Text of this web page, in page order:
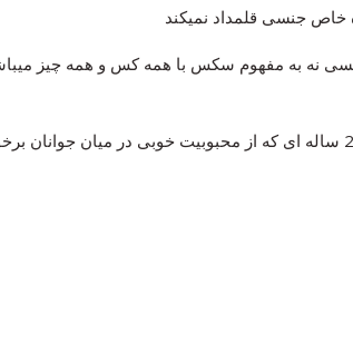
خاص جنسی قلمداد نمیکند
نه به مفهوم سکس با همه کس و همه چیز